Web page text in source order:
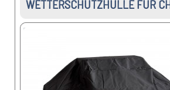
WETTERSCHUTZHÜLLE FÜR